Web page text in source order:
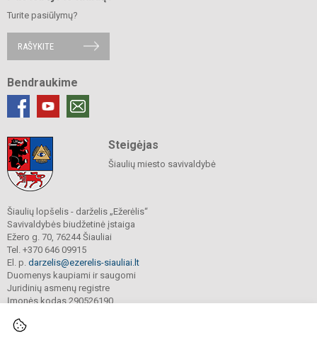
Turite pasiūlymų?
RAŠYKITE
Bendraukime
Steigėjas
Šiaulių miesto savivaldybė
Šiaulių lopšelis - darželis „Ežerėlis“
Savivaldybės biudžetinė įstaiga
Ežero g. 70, 76244 Šiauliai
Tel. +370 646 09915
El. p. darzelis@ezerelis-siauliai.lt
Duomenys kaupiami ir saugomi
Juridinių asmenų registre
Įmonės kodas 290526190